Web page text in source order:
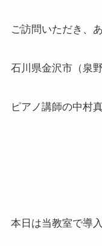
ご訪問いただき、
石川県金沢市（泉
ピアノ講師の中村
本日は当教室で導